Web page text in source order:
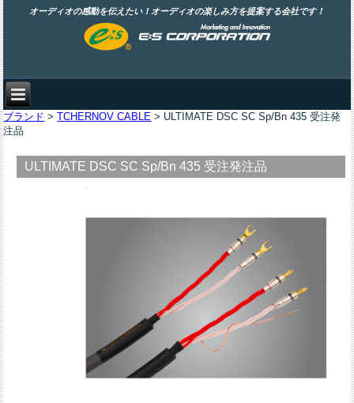
オーディオの感動を伝えたい！オーディオの楽しみ方を提案する会社です！
ブランド >TCHERNOV CABLE > ULTIMATE DSC SC Sp/Bn 435 受注発
注品
ULTIMATE DSC SC Sp/Bn 435 受注発注品